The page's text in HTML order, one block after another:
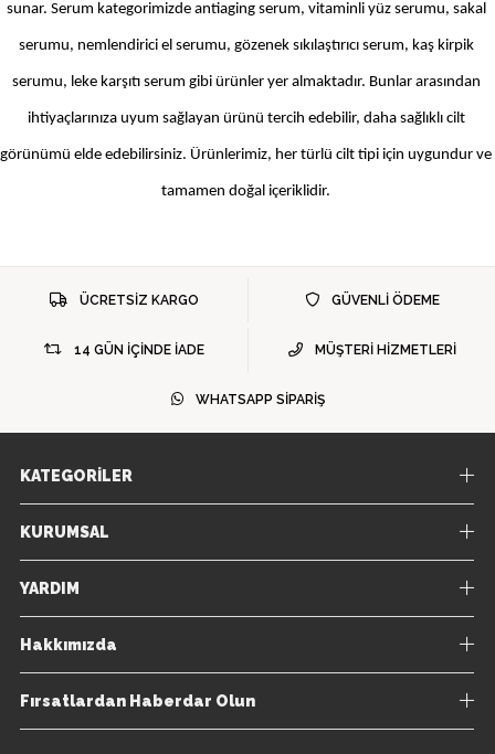
sunar. Serum kategorimizde antiaging serum, vitaminli yüz serumu, sakal
serumu, nemlendirici el serumu, gözenek sıkılaştırıcı serum, kaş kirpik
serumu, leke karşıtı serum gibi ürünler yer almaktadır. Bunlar arasından
ihtiyaçlarınıza uyum sağlayan ürünü tercih edebilir, daha sağlıklı cilt
görünümü elde edebilirsiniz. Ürünlerimiz, her türlü cilt tipi için uygundur ve
tamamen doğal içeriklidir.
ÜCRETSİZ KARGO GÜVENLİ ÖDEME
14 GÜN İÇİNDE İADE MÜŞTERİ HİZMETLERİ
WHATSAPP SİPARİŞ
KATEGORİLER
KURUMSAL
YARDIM
Hakkımızda
Fırsatlardan Haberdar Olun